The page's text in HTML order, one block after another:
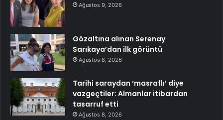
Ağustos 9, 2026
Gözaltına alınan Serenay
Sarıkaya’dan ilk görüntü
Ağustos 8, 2026
Tarihi saraydan ‘masraflı’ diye
vazgeçtiler: Almanlar itibardan
tasarruf etti
Ağustos 8, 2026